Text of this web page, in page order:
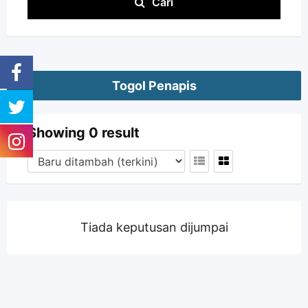
Togol Penapis
Showing 0 result
Tiada keputusan dijumpai